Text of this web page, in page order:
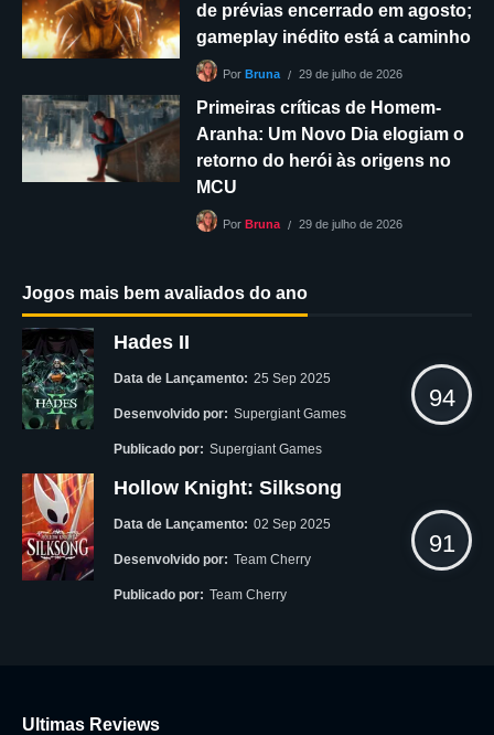
de prévias encerrado em agosto;
gameplay inédito está a caminho
Por Bruna 29 de julho de 2026
Primeiras críticas de Homem-
Aranha: Um Novo Dia elogiam o
retorno do herói às origens no
MCU
Por Bruna 29 de julho de 2026
Jogos mais bem avaliados do ano
Hades II
Data de Lançamento: 25 Sep 2025
Desenvolvido por: Supergiant Games
Publicado por: Supergiant Games
94
Hollow Knight: Silksong
Data de Lançamento: 02 Sep 2025
Desenvolvido por: Team Cherry
Publicado por: Team Cherry
91
Ultimas Reviews